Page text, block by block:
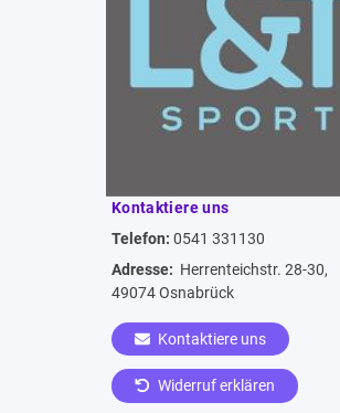
Kontaktiere uns
Telefon: 0541 331130
Adresse: Herrenteichstr. 28-30,
49074 Osnabrück
Kontaktiere uns
Widerruf erklären